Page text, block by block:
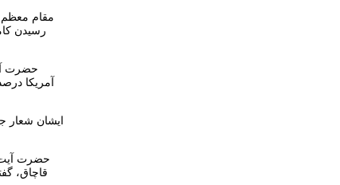
رسیدن
آمریکا
ایشان شعار
قاچاق،